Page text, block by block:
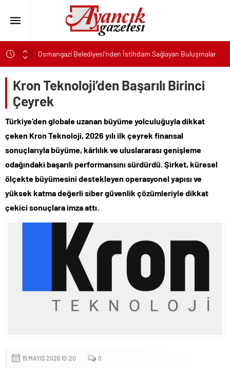
Osmangazi Belediyesi’nden İstihdam Sağlayan Buluşmalar
Başkan Eşki’den Çamdibi çıkarması: “Halkımızın içinde,
Bornova’nın hizmetindeyiz”
Konak’ta imzalar fırsat eşitliği için atıldı
Çıkmaya Devam Edeceğiz”
K. Menderes’te AKTAŞ Bereketi
Başkan Hatice Gençay: “Didim’in Her Noktasında Gece
Gündüz Sahadayız”
Başkan Çerçioğlu’ndan 7 Eylül Temalı Ödüllü Resim, Şiir ve
Destekliyoruz”
Torbalı’nın kuru domates emekçileri yalnız bırakılmadı
Küçük işletmeler büyük siber risklerle karşı karşıya
Kron Teknoloji’den Başarılı Birinci
Çeyrek
Türkiye’den globale uzanan büyüme yolculuğuyla dikkat
çeken Kron Teknoloji, 2026 yılı ilk çeyrek finansal
sonuçlarıyla büyüme, kârlılık ve uluslararası genişleme
odağındaki başarılı performansını sürdürdü. Şirket, küresel
ölçekte büyümesini destekleyen operasyonel yapısı ve
yüksek katma değerli siber güvenlik çözümleriyle dikkat
çekici sonuçlara imza attı.
15 MAYIS 2026 10:20 0